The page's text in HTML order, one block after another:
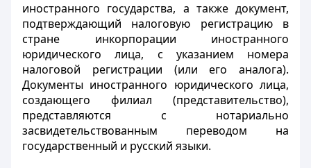
иностранного государства, а также документ,
подтверждающий налоговую регистрацию в
стране инкорпорации иностранного
юридического лица, с указанием номера
налоговой регистрации (или его аналога).
Документы иностранного юридического лица,
создающего филиал (представительство),
представляются с нотариально
засвидетельствованным переводом на
государственный и русский языки.